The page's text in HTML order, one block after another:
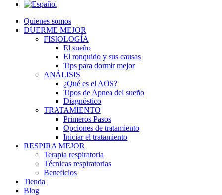
Quienes somos
DUERME MEJOR
FISIOLOGÍA
El sueño
El ronquido y sus causas
Tips para dormir mejor
ANÁLISIS
¿Qué es el AOS?
Tipos de Apnea del sueño
Diagnóstico
TRATAMIENTO
Primeros Pasos
Opciones de tratamiento
Iniciar el tratamiento
RESPIRA MEJOR
Terapia respiratoria
Técnicas respiratorias
Beneficios
Tienda
Blog